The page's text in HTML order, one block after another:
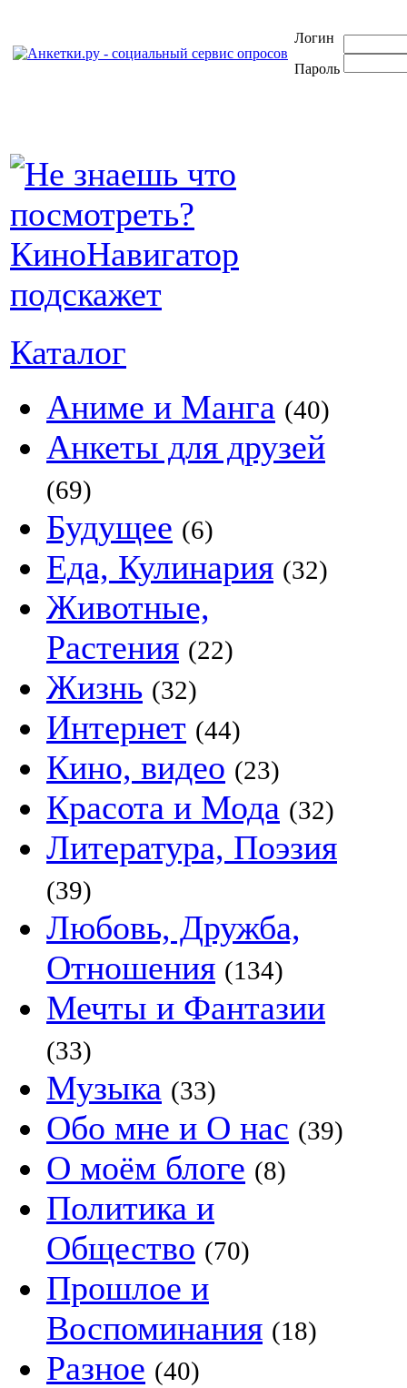
Логин
Пароль
Каталог
Аниме и Манга (40)
Анкеты для друзей
(69)
Будущее (6)
Еда, Кулинария (32)
Животные,
Растения (22)
Жизнь (32)
Интернет (44)
Кино, видео (23)
Красота и Мода (32)
Литература, Поэзия
(39)
Любовь, Дружба,
Отношения (134)
Мечты и Фантазии
(33)
Музыка (33)
Обо мне и О нас (39)
О моём блоге (8)
Политика и
Общество (70)
Прошлое и
Воспоминания (18)
Разное (40)